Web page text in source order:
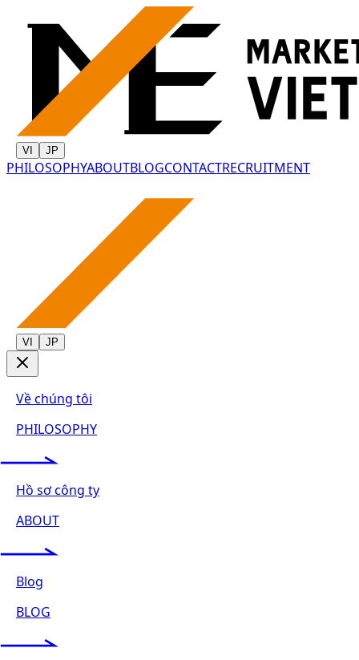
VI JP
PHILOSOPHYABOUTBLOGCONTACTRECRUITMENT
VI JP
Về chúng tôi
PHILOSOPHY
Hồ sơ công ty
ABOUT
Blog
BLOG